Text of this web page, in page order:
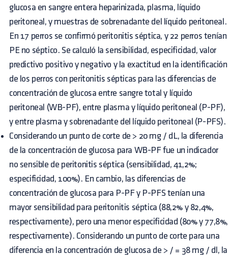
glucosa en sangre entera heparinizada, plasma, líquido
peritoneal, y muestras de sobrenadante del líquido peritoneal.
En 17 perros se confirmó peritonitis séptica, y 22 perros tenían
PE no séptico. Se calculó la sensibilidad, especificidad, valor
predictivo positivo y negativo y la exactitud en la identificación
de los perros con peritonitis sépticas para las diferencias de
concentración de glucosa entre sangre total y líquido
peritoneal (WB-PF), entre plasma y líquido peritoneal (P-PF),
y entre plasma y sobrenadante del líquido peritoneal (P-PFS).
Considerando un punto de corte de > 20 mg / dL, la diferencia
de la concentración de glucosa para WB-PF fue un indicador
no sensible de peritonitis séptica (sensibilidad, 41,2%;
especificidad, 100%). En cambio, las diferencias de
concentración de glucosa para P-PF y P-PFS tenían una
mayor sensibilidad para peritonitis séptica (88,2% y 82,4%,
respectivamente), pero una menor especificidad (80% y 77,8%,
respectivamente). Considerando un punto de corte para una
diferencia en la concentración de glucosa de > / = 38 mg / dl, la